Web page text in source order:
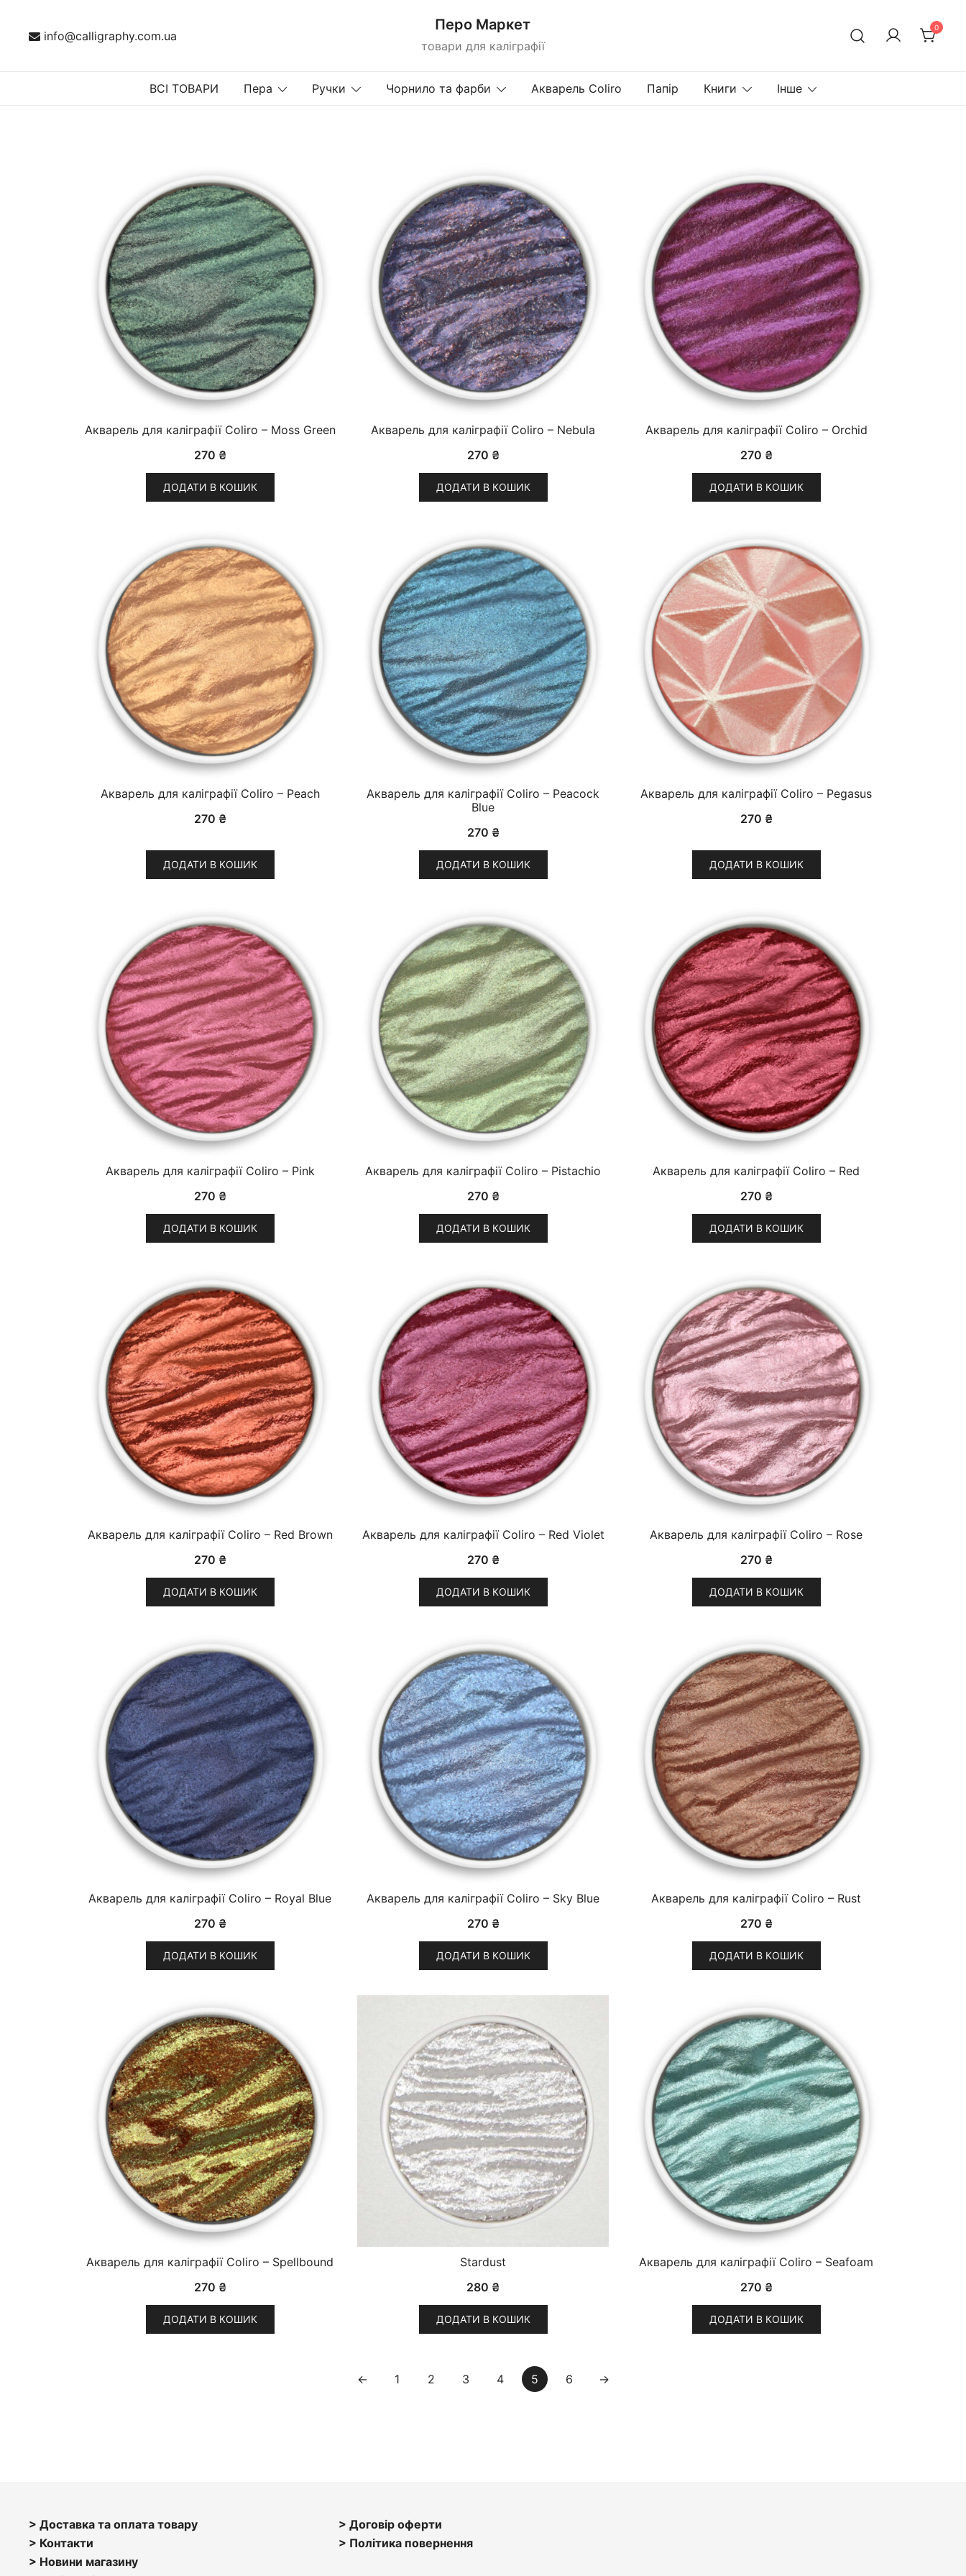
info@calligraphy.com.ua
Перо Маркет
товари для каліграфії
0
ВСІ ТОВАРИ Пера Ручки Чорнило та фарби Акварель Coliro Папір Книги Інше
Акварель для каліграфії Coliro – Moss Green
270 ₴
ДОДАТИ В КОШИК
Акварель для каліграфії Coliro – Nebula
270 ₴
ДОДАТИ В КОШИК
Акварель для каліграфії Coliro – Orchid
270 ₴
ДОДАТИ В КОШИК
Акварель для каліграфії Coliro – Peach
270 ₴
ДОДАТИ В КОШИК
Акварель для каліграфії Coliro – Peacock
Blue
270 ₴
ДОДАТИ В КОШИК
Акварель для каліграфії Coliro – Pegasus
270 ₴
ДОДАТИ В КОШИК
Акварель для каліграфії Coliro – Pink
270 ₴
ДОДАТИ В КОШИК
Акварель для каліграфії Coliro – Pistachio
270 ₴
ДОДАТИ В КОШИК
Акварель для каліграфії Coliro – Red
270 ₴
ДОДАТИ В КОШИК
Акварель для каліграфії Coliro – Red Brown
270 ₴
ДОДАТИ В КОШИК
Акварель для каліграфії Coliro – Red Violet
270 ₴
ДОДАТИ В КОШИК
Акварель для каліграфії Coliro – Rose
270 ₴
ДОДАТИ В КОШИК
Акварель для каліграфії Coliro – Royal Blue
270 ₴
ДОДАТИ В КОШИК
Акварель для каліграфії Coliro – Sky Blue
270 ₴
ДОДАТИ В КОШИК
Акварель для каліграфії Coliro – Rust
270 ₴
ДОДАТИ В КОШИК
Акварель для каліграфії Coliro – Spellbound
270 ₴
ДОДАТИ В КОШИК
Stardust
280 ₴
ДОДАТИ В КОШИК
Акварель для каліграфії Coliro – Seafoam
270 ₴
ДОДАТИ В КОШИК
← 1 2 3 4 5 6 →
> Доставка та оплата товару
> Контакти
> Новини магазину
> Договір оферти
> Політика повернення